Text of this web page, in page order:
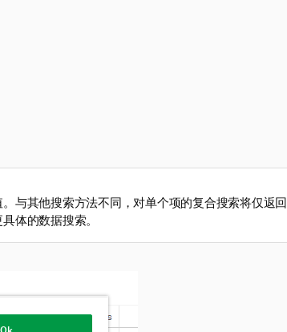
与其他搜索方法不同，对单个项的复合搜索将仅返回
体的数据搜索。